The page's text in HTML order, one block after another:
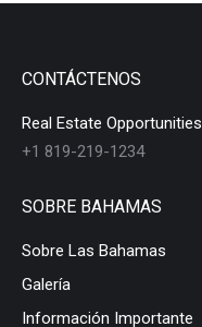
CONTÁCTENOS
Real Estate Opportunities
+1 819-219-1234
SOBRE BAHAMAS
Sobre Las Bahamas
Galería
Información Importante